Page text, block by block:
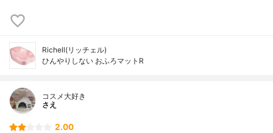
Richell(リッチェル)
ひんやりしない おふろマットR
コスメ大好き
さえ
2.00